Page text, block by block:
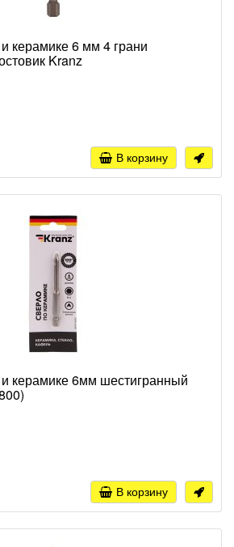
керамике 6 мм 4 грани
Kranz
В корзину
керамике 6мм шестигранный
В корзину